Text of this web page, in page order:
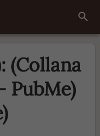
(Collana
PubMe)